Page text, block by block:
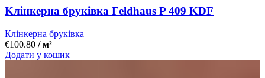
Kлінкерна бруківка Feldhaus P 409 KDF
Клінкерна бруківка
€100.80 / м²
Додати у кошик